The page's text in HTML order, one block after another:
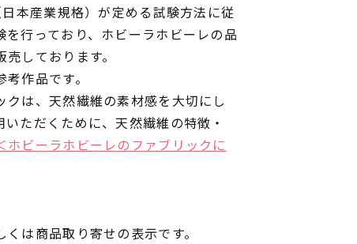
本産業規格）が定める試験方法に従
行っており、ホビーラホビーレの品
しております。
作品です。
クは、天然繊維の素材感を大切にし
ただくために、天然繊維の特徴・
ホビーラホビーレのファブリックに
は商品取り寄せの表示です。